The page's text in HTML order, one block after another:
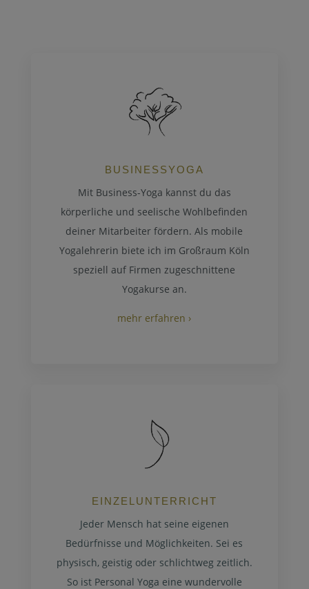
BUSINESSYOGA
Mit Business-Yoga kannst du das
körperliche und seelische Wohlbefinden
deiner Mitarbeiter fördern. Als mobile
Yogalehrerin biete ich im Großraum Köln
speziell auf Firmen zugeschnittene
Yogakurse an.
mehr erfahren ›
EINZELUNTERRICHT
Jeder Mensch hat seine eigenen
Bedürfnisse und Möglichkeiten. Sei es
physisch, geistig oder schlichtweg zeitlich.
So ist Personal Yoga eine wundervolle